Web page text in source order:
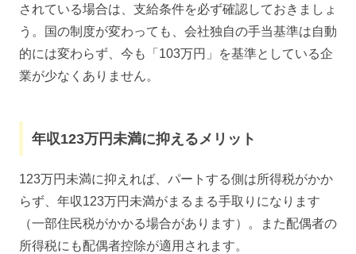
されている場合は、支給条件を必ず確認しておきましょ
う。国の制度が変わっても、会社独自の手当基準は自動
的には変わらず、今も「103万円」を基準としている企
業が少なくありません。
年収123万円未満に抑えるメリット
123万円未満に抑えれば、パートする側は所得税がかか
らず、年収123万円未満がまるまる手取りになります
（一部住民税がかかる場合があります）。また配偶者の
所得税にも配偶者控除が適用されます。